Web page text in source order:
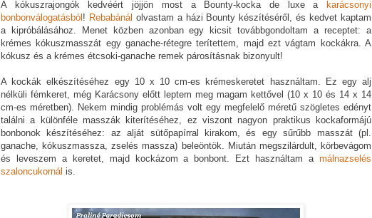
A kókuszrajongók kedvéért jöjjön most a Bounty-kocka de luxe a
karácsonyi
bonbonválogatásból ! Rebabánál olvastam a házi Bounty készítéséről, és kedvet kaptam
a kipróbálásához. Menet közben azonban egy kicsit továbbgondoltam a receptet: a
krémes kókuszmasszát egy ganache-rétegre terítettem, majd ezt vágtam kockákra. A
kókusz és a krémes étcsoki-ganache remek párosításnak bizonyult!
A kockák elkészítéséhez egy 10 x 10 cm-es krémeskeretet használtam. Ez egy alj
nélküli fémkeret, még Karácsony előtt leptem meg magam kettővel (10 x 10 és 14 x 14
cm-es méretben). Nekem mindig problémás volt egy megfelelő méretű szögletes edényt
találni a különféle masszák kiterítéséhez, ez viszont nagyon praktikus kockaformájú
bonbonok készítéséhez: az alját sütőpapírral kirakom, és egy sűrűbb masszát (pl.
ganache, kókuszmassza, zselés massza) beleöntök. Miután megszilárdult, körbevágom
és leveszem a keretet, majd kockázom a bonbont. Ezt használtam a málnazselés
szaloncukornál is.